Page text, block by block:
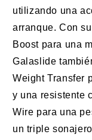
utilizando una
arranque. Con
Boost para una
Galaslide
Weight Transfer
y una resistente
Wire para una
un triple